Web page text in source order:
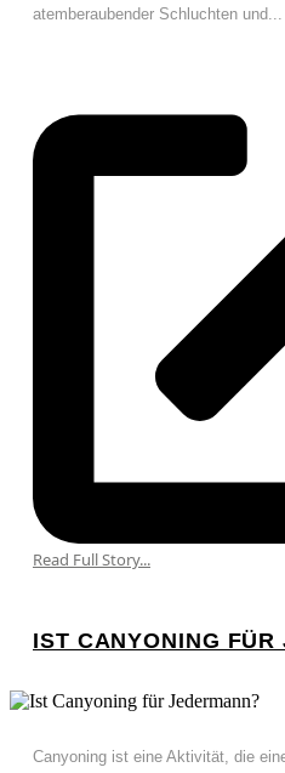
atemberaubender Schluchten und...
Read Full Story...
IST CANYONING FÜR
Canyoning ist eine Aktivität, die